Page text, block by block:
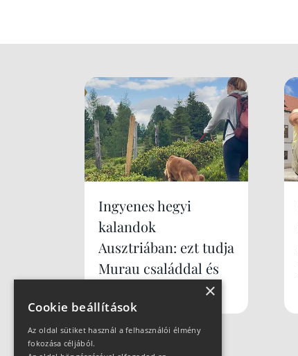
Ingyenes hegyi
kalandok
Ausztriában: ezt tudja
Murau családdal és
×
Cookie beállítások
Az oldal sütiket használ a felhasználói élmény
fokozása céljából.